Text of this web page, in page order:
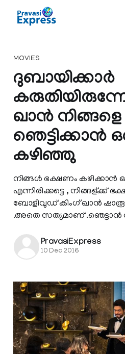
MOVIES
ദുബായിക്കാർ
ഖാന്‍ നിങ്ങളെ
ഞെട്ടിക്കാന്‍
കഴിഞ്ഞു
നിങ്ങള്‍ ഭക്ഷണം കഴിക്കാന്‍
എന്നിരിക്കട്ടെ , നിങ്ങള്ക്ക്
ബോളിവുഡ് കിംഗ്‌ ഖാന്‍
.അതെ സത്യമാണ് .ഞെട്ടാന്‍
PravasiExpress
10 Dec 2016